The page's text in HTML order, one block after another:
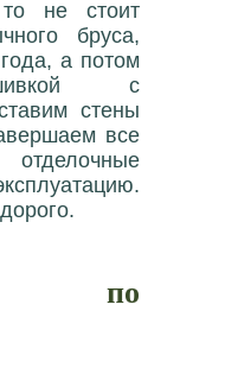
не стоит
бруса,
а потом
с
стены
все
по